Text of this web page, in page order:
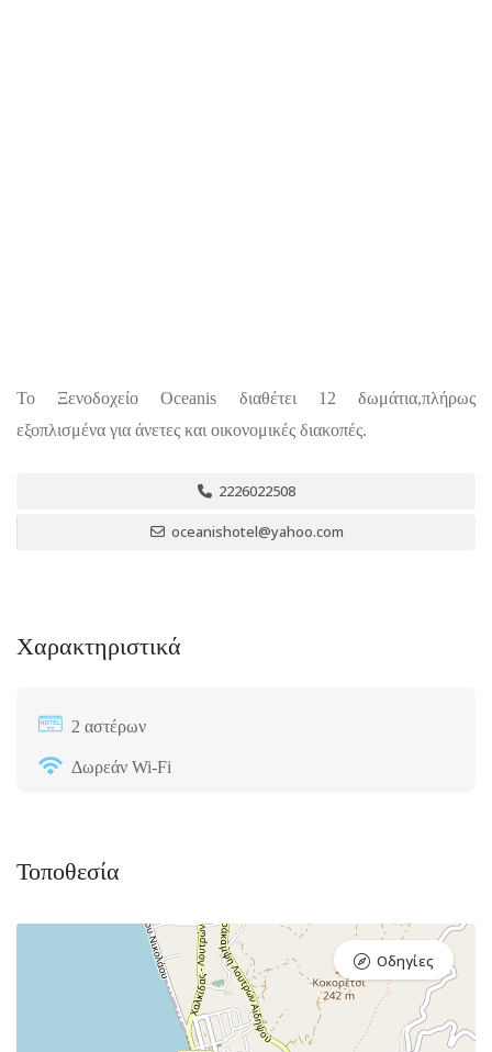
Το Ξενοδοχείο Oceanis διαθέτει 12 δωμάτια,πλήρως
εξοπλισμένα για άνετες και οικονομικές διακοπές.
2226022508
oceanishotel@yahoo.com
Χαρακτηριστικά
2 αστέρων
Δωρεάν Wi-Fi
Τοποθεσία
Οδηγίες